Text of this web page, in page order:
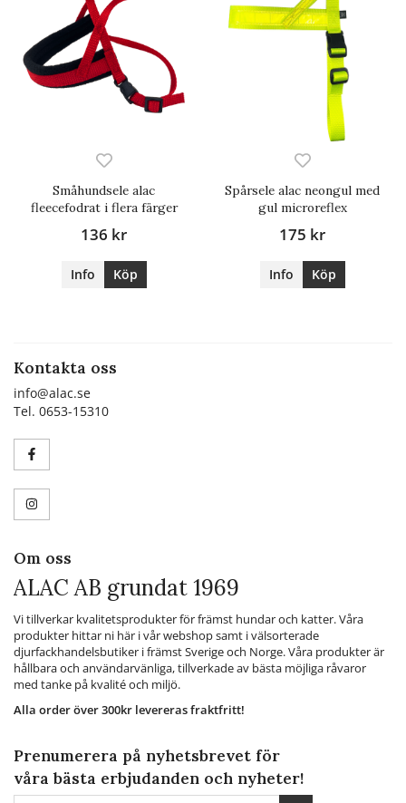
Småhundsele alac
fleecefodrat i flera färger
136 kr
Info Köp
Spårsele alac neongul med
gul microreflex
175 kr
Info Köp
Kontakta oss
info@alac.se
Tel. 0653-15310
Om oss
ALAC AB grundat 1969
Vi tillverkar kvalitetsprodukter för främst hundar och katter. Våra
produkter hittar ni här i vår webshop samt i välsorterade
djurfackhandelsbutiker i främst Sverige och Norge. Våra produkter är
hållbara och användarvänliga, tillverkade av bästa möjliga råvaror
med tanke på kvalité och miljö.
Alla order över 300kr levereras fraktfritt!
Prenumerera på nyhetsbrevet för
våra bästa erbjudanden och nyheter!